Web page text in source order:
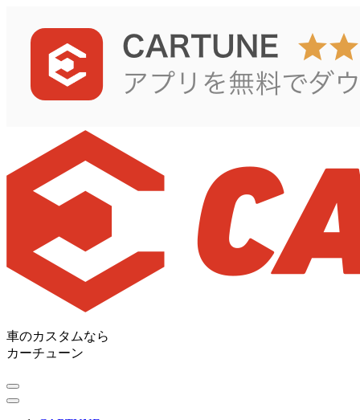
車のカスタムなら
カーチューン